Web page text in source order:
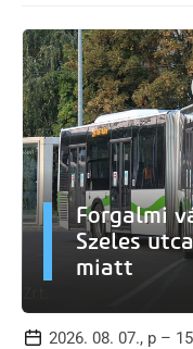
Forgalmi
Szeles
miatt
2026. 08. 07., p –